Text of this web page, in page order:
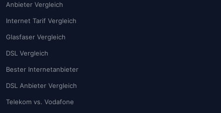
Anbieter Vergleich
Internet Tarif Vergleich
Glasfaser Vergleich
DSL Vergleich
Bester Internetanbieter
DSL Anbieter Vergleich
Telekom vs. Vodafone